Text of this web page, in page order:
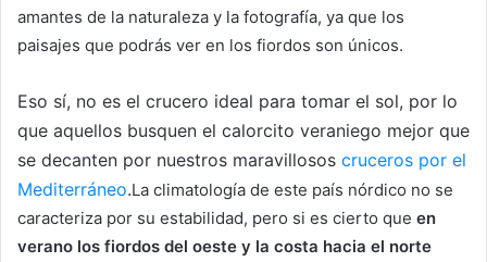
amantes de la naturaleza y la fotografía, ya que los
paisajes que podrás ver en los fiordos son únicos.
Eso sí, no es el crucero ideal para tomar el sol, por lo
que aquellos busquen el calorcito veraniego mejor que
se decanten por nuestros maravillosos cruceros por el
Mediterráneo.La climatología de este país nórdico no se
caracteriza por su estabilidad, pero si es cierto que en
verano los fiordos del oeste y la costa hacia el norte